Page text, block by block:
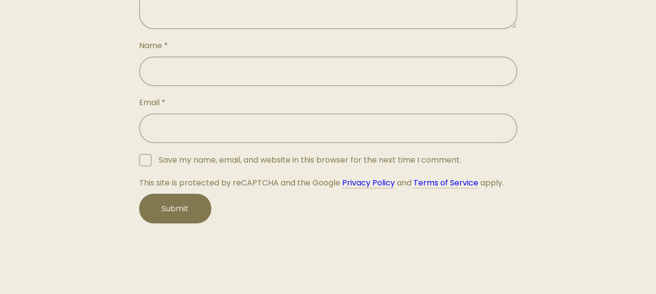
Name *
Email *
Save my name, email, and website in this browser for the next time I comment.
This site is protected by reCAPTCHA and the Google Privacy Policyand Terms of Serviceapply.